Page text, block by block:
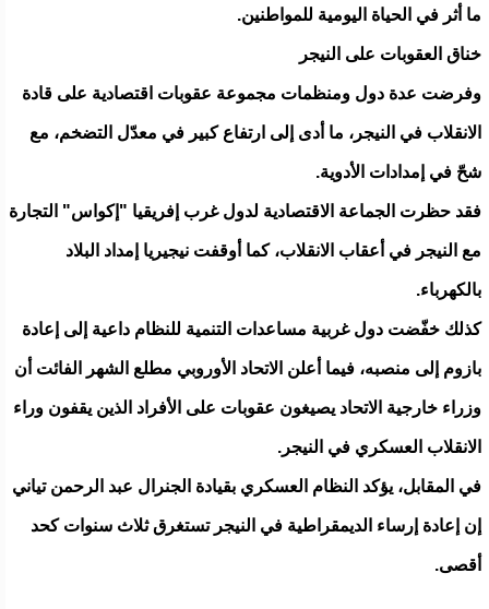
ما أثر في الحياة اليومية للمواطنين.
خناق العقوبات على النيجر
وفرضت عدة دول ومنظمات مجموعة عقوبات اقتصادية على قادة
الانقلاب في النيجر، ما أدى إلى ارتفاع كبير في معدّل التضخم، مع
شحّ في إمدادات الأدوية.
فقد حظرت الجماعة الاقتصادية لدول غرب إفريقيا "إكواس" التجارة
مع النيجر في أعقاب الانقلاب، كما أوقفت نيجيريا إمداد البلاد
بالكهرباء.
كذلك خفّضت دول غربية مساعدات التنمية للنظام داعية إلى إعادة
بازوم إلى منصبه، فيما أعلن الاتحاد الأوروبي مطلع الشهر الفائت أن
وزراء خارجية الاتحاد يصيغون عقوبات على الأفراد الذين يقفون وراء
الانقلاب العسكري في النيجر.
في المقابل، يؤكد النظام العسكري بقيادة الجنرال عبد الرحمن تياني
إن إعادة إرساء الديمقراطية في النيجر تستغرق ثلاث سنوات كحد
أقصى.